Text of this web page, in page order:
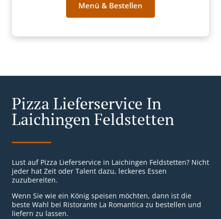
Menü & Bestellen
Pizza Lieferservice In
Laichingen Feldstetten
Lust auf Pizza Lieferservice in Laichingen Feldstetten? Nicht
jeder hat Zeit oder Talent dazu, leckeres Essen
zuzubereiten.
Wenn Sie wie ein König speisen möchten, dann ist die
beste Wahl bei Ristorante La Romantica zu bestellen und
liefern zu lassen.